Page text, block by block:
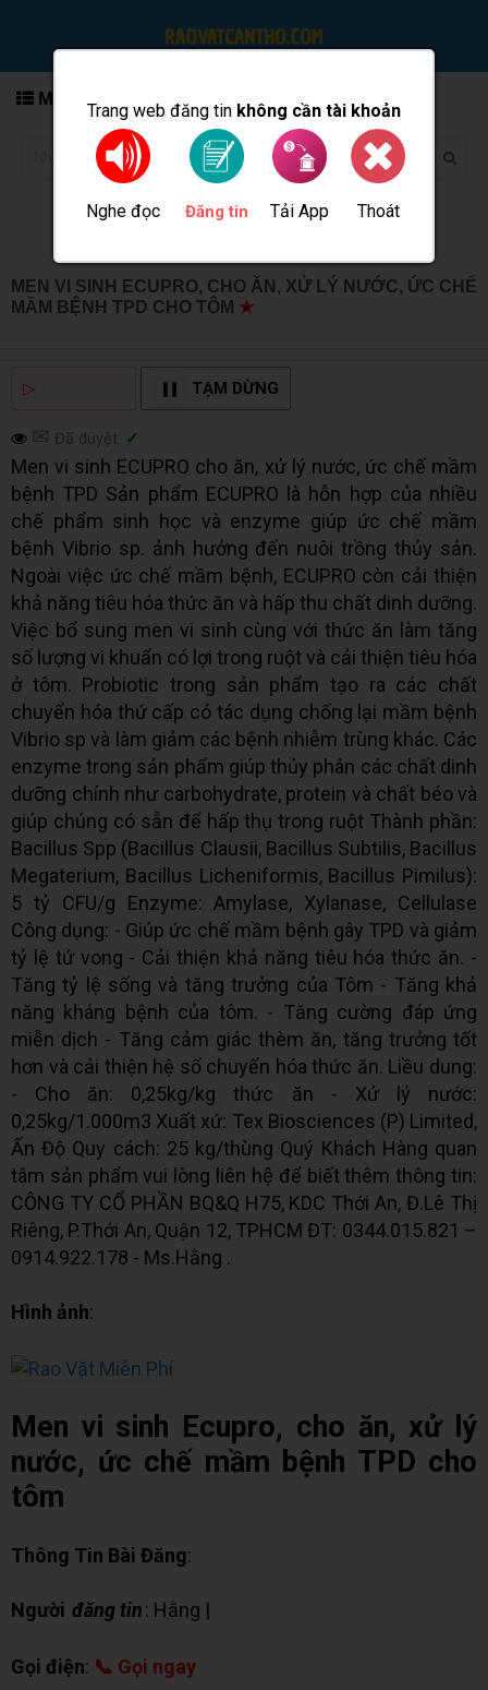
Trang web đăng tin không cần tài khoản
Nghe đọc Đăng tin Tải App Thoát
MENU
MEN VI SINH ECUPRO, CHO ĂN, XỬ LÝ NƯỚC, ỨC CHẾ
MẦM BỆNH TPD CHO TÔM ★
▷ TẠM DỪNG
✉ Đã duyệt: ✓
Men vi sinh ECUPRO cho ăn, xử lý nước, ức chế mầm
bệnh TPD Sản phẩm ECUPRO là hỗn hợp của nhiều
chế phẩm sinh học và enzyme giúp ức chế mầm
bệnh Vibrio sp. ảnh hưởng đến nuôi trồng thủy sản.
Ngoài việc ức chế mầm bệnh, ECUPRO còn cải thiện
khả năng tiêu hóa thức ăn và hấp thu chất dinh dưỡng.
Việc bổ sung men vi sinh cùng với thức ăn làm tăng
số lượng vi khuẩn có lợi trong ruột và cải thiện tiêu hóa
ở tôm. Probiotic trong sản phẩm tạo ra các chất
chuyển hóa thứ cấp có tác dụng chống lại mầm bệnh
Vibrio sp và làm giảm các bệnh nhiễm trùng khác. Các
enzyme trong sản phẩm giúp thủy phân các chất dinh
dưỡng chính như carbohydrate, protein và chất béo và
giúp chúng có sẵn để hấp thụ trong ruột Thành phần:
Bacillus Spp (Bacillus Clausii, Bacillus Subtilis, Bacillus
Megaterium, Bacillus Licheniformis, Bacillus Pimilus):
5 tỷ CFU/g Enzyme: Amylase, Xylanase, Cellulase
Công dụng: - Giúp ức chế mầm bệnh gây TPD và giảm
tỷ lệ tử vong - Cải thiện khả năng tiêu hóa thức ăn. -
Tăng tỷ lệ sống và tăng trưởng của Tôm - Tăng khả
năng kháng bệnh của tôm. - Tăng cường đáp ứng
miễn dịch - Tăng cảm giác thèm ăn, tăng trưởng tốt
hơn và cải thiện hệ số chuyển hóa thức ăn. Liều dung:
- Cho ăn: 0,25kg/kg thức ăn - Xử lý nước:
0,25kg/1.000m3 Xuất xứ: Tex Biosciences (P) Limited,
Ấn Độ Quy cách: 25 kg/thùng Quý Khách Hàng quan
tâm sản phẩm vui lòng liên hệ để biết thêm thông tin:
CÔNG TY CỔ PHẦN BQ&Q H75, KDC Thới An, Đ.Lê Thị
Riêng, P.Thới An, Quận 12, TPHCM ĐT: 0344.015.821 –
0914.922.178 - Ms.Hằng .
Hình ảnh:
Men vi sinh Ecupro, cho ăn, xử lý
nước, ức chế mầm bệnh TPD cho
tôm
Thông Tin Bài Đăng:
Người đăng tin: Hằng |
Gọi điện: 📞 Gọi ngay